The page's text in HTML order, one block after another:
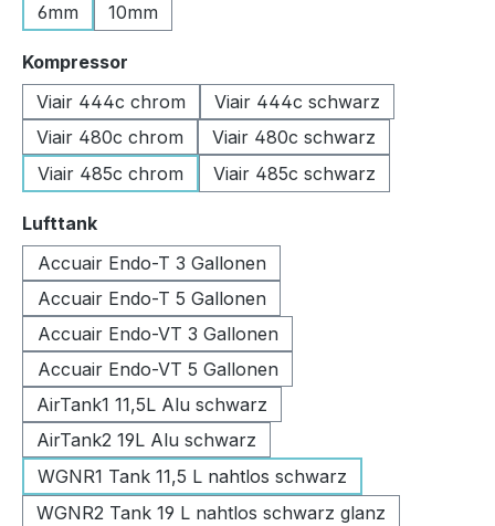
6mm
10mm
Kompressor
Viair 444c chrom
Viair 444c schwarz
Viair 480c chrom
Viair 480c schwarz
Viair 485c chrom
Viair 485c schwarz
Lufttankauswählen
Accuair Endo-T 3 Gallonen
Accuair Endo-T 5 Gallonen
Accuair Endo-VT 3 Gallonen
Accuair Endo-VT 5 Gallonen
AirTank1 11,5L Alu schwarz
AirTank2 19L Alu schwarz
WGNR1 Tank 11,5 L nahtlos schwarz
WGNR2 Tank 19 L nahtlos schwarz glanz